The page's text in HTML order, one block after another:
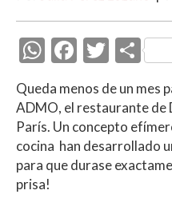
W
h
at
s
A
p
F
e
b
o
o
T
itt
er
C
m
p
ar
ti
Queda menos de un mes
ADMO, el restaurante de
París. Un concepto
cocina han desarrollado
para que durase
prisa!